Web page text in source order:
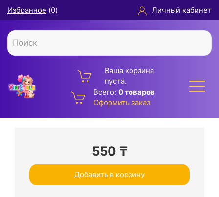
Избранное (0) Личный кабинет
Ваша корзина
пуста.
Всего: 0 товаров
Оформить заказ
550 ₸
Добавить в корзину